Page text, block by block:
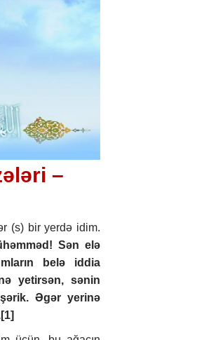
–
(s) bir yerdə idim.
Sən elə
belə iddia
yetirsən, sənin
Əgər yerinə
[1]